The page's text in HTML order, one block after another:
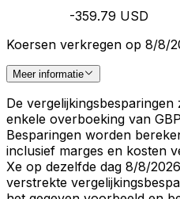
-359.79 USD
Koersen verkregen op 8/8/
Meer informatie
De
enkele overboeking van
Besparingen worden
inclusief marges en kosten
Xe op dezelfde dag 8/8/
verstrekte